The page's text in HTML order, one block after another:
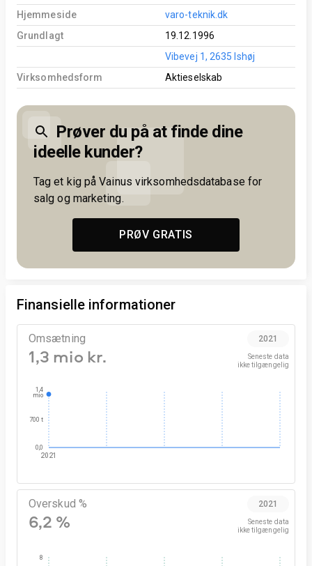
Hjemmeside
varo-teknik.dk
Grundlagt
19.12.1996
Vibevej 1, 2635 Ishøj
Virksomhedsform
Aktieselskab
Prøver du på at finde dine
ideelle kunder?
Tag et kig på Vainus virksomhedsdatabase for
salg og marketing.
PRØV GRATIS
Finansielle informationer
Omsætning
1,3 mio kr.
2021
Seneste data
ikke tilgængelig
2021
0,0
700 t
1,4
mio
Overskud %
6,2 %
2021
Seneste data
ikke tilgængelig
8